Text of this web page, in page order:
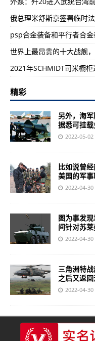
俄总理米舒斯京签署临时
psp合金装备和平行者合
世界上最昂贵的十大战舰
精彩
另外，海
据悉可挂
2022-05-02
比如说曾
美国的军
2022-04-30
图为事发
间针对苏
2022-04-30
三角洲特
之后又返
2022-04-30